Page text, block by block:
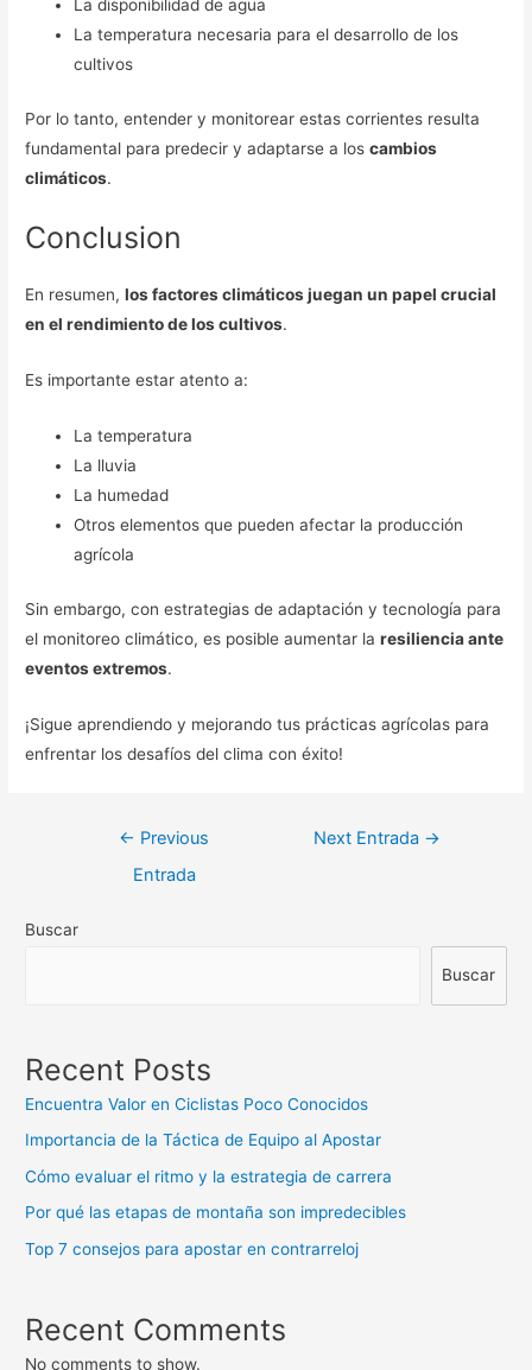
La disponibilidad de agua
La temperatura necesaria para el desarrollo de los
cultivos
Por lo tanto, entender y monitorear estas corrientes resulta
fundamental para predecir y adaptarse a loscambios
climáticos.
Conclusion
En resumen,los factores climáticos juegan un papel crucial
en el rendimiento de los cultivos.
Es importante estar atento a:
La temperatura
La lluvia
La humedad
Otros elementos que pueden afectar la producción
agrícola
Sin embargo, con estrategias de adaptación y tecnología para
el monitoreo climático, es posible aumentar laresiliencia ante
eventos extremos.
¡Sigue aprendiendo y mejorando tus prácticas agrícolas para
enfrentar los desafíos del clima con éxito!
Navegación
← Previous
Entrada
Next Entrada →
Buscar
Buscar
Recent Posts
Encuentra Valor en Ciclistas Poco Conocidos
Importancia de la Táctica de Equipo al Apostar
Cómo evaluar el ritmo y la estrategia de carrera
Por qué las etapas de montaña son impredecibles
Top 7 consejos para apostar en contrarreloj
Recent Comments
No comments to show.